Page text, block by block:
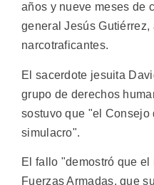
años y nueve meses de
general Jesús Gutiérrez,
narcotraficantes.
El sacerdote jesuita
grupo de derechos
sostuvo que "el Consejo
simulacro".
El fallo "demostró que
Fuerzas Armadas, que